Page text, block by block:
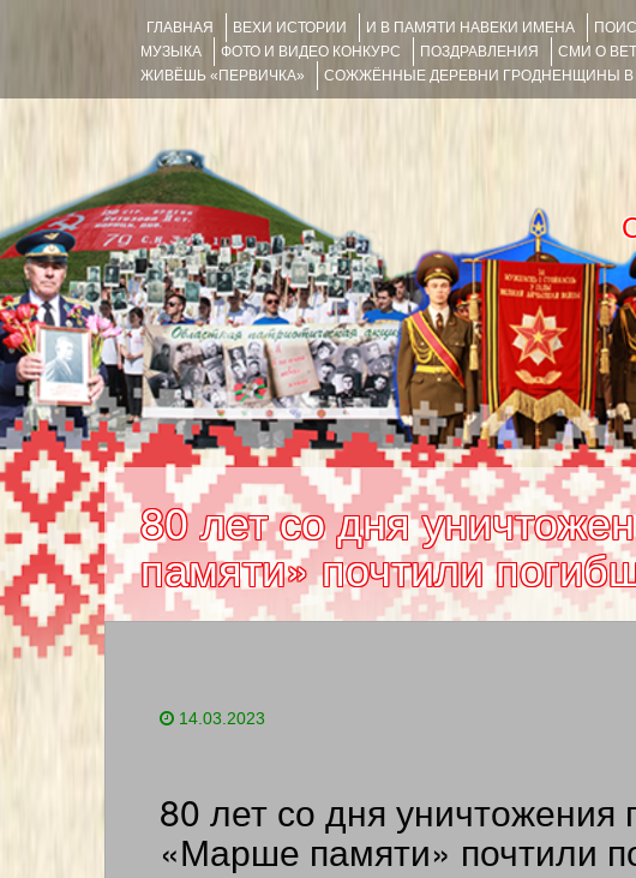
ГЛАВНАЯ ВЕХИ ИСТОРИИ И В ПАМЯТИ НАВЕКИ ИМЕНА
МУЗЫКА
ФОТО И ВИДЕО КОНКУРС ПОЗДРАВЛЕНИЯ СМИ О
ЖИВЁШЬ «ПЕРВИЧКА»
СОЖЖЁННЫЕ ДЕРЕВНИ ГРОДНЕНЩИНЫ В
80 лет со дня
памяти» почтили
14.03.2023
80 лет со дня уничтожения
«Марше памяти» почтили